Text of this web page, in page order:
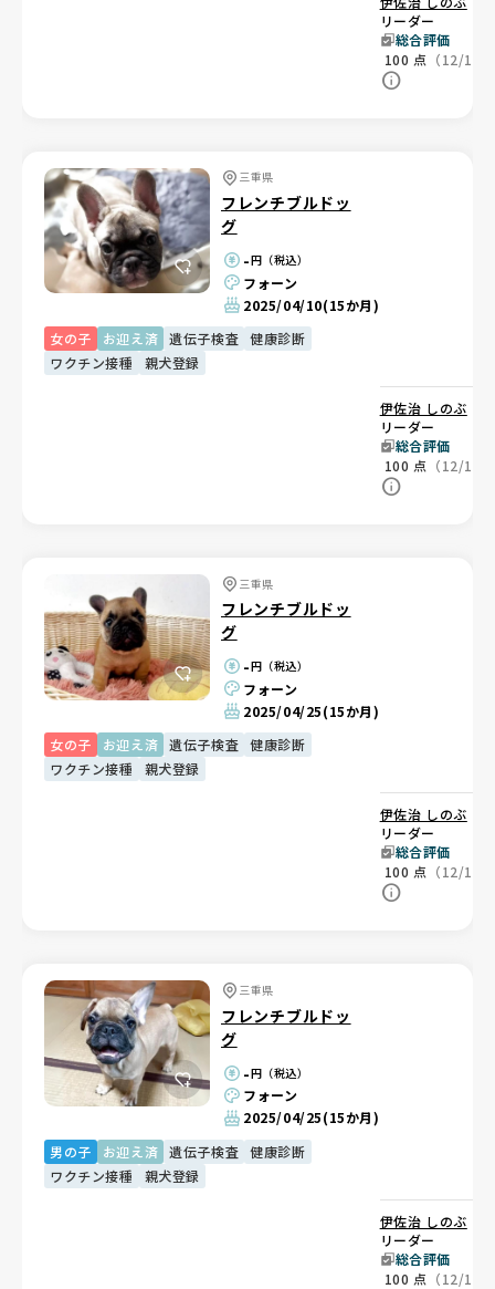
リーダー
総合評価
100 点 （12/12）
三重県
フレンチブルドッ
グ
-円（税込）
フォーン
2025/04/10(15か月)
女の子
お迎え済 遺伝子検査
健康診断
ワクチン接種
親犬登録
伊佐治 しのぶ
リーダー
総合評価
100 点 （12/12）
三重県
フレンチブルドッ
グ
-円（税込）
フォーン
2025/04/25(15か月)
女の子
お迎え済 遺伝子検査
健康診断
ワクチン接種
親犬登録
伊佐治 しのぶ
リーダー
総合評価
100 点 （12/12）
三重県
フレンチブルドッ
グ
-円（税込）
フォーン
2025/04/25(15か月)
男の子
お迎え済 遺伝子検査
健康診断
ワクチン接種
親犬登録
伊佐治 しのぶ
リーダー
総合評価
100 点 （12/12）